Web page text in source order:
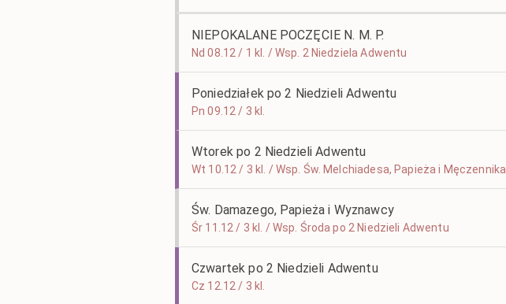
NIEPOKALANE POCZĘCIE N. M. P.
Nd 08.12 / 1 kl. / Wsp. 2 Niedziela Adwentu
Poniedziałek po 2 Niedzieli Adwentu
Pn 09.12 / 3 kl.
Wtorek po 2 Niedzieli Adwentu
Wt 10.12 / 3 kl. / Wsp. Św. Melchiadesa, Papieża i Męczennika
Św. Damazego, Papieża i Wyznawcy
Śr 11.12 / 3 kl. / Wsp. Środa po 2 Niedzieli Adwentu
Czwartek po 2 Niedzieli Adwentu
Cz 12.12 / 3 kl.